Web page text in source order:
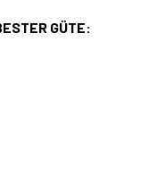
GÜTE: